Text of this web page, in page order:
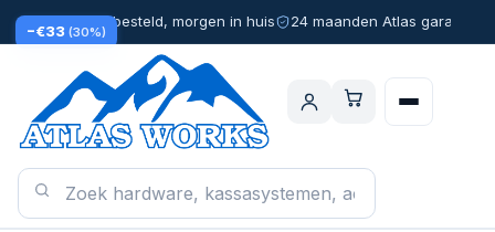
Voor 23:59 besteld, morgen in huis 24 maanden Atlas garantie
−€33 (30%)